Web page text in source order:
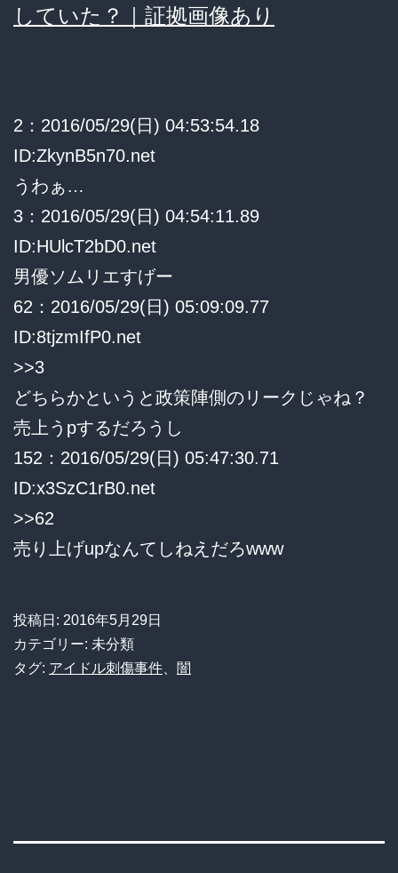
していた？｜証拠画像あり
2：2016/05/29(日) 04:53:54.18
ID:ZkynB5n70.net
うわぁ…
3：2016/05/29(日) 04:54:11.89
ID:HUlcT2bD0.net
男優ソムリエすげー
62：2016/05/29(日) 05:09:09.77
ID:8tjzmIfP0.net
>>3
どちらかというと政策陣側のリークじゃね？
売上うpするだろうし
152：2016/05/29(日) 05:47:30.71
ID:x3SzC1rB0.net
>>62
売り上げupなんてしねえだろwww
投稿日: 2016年5月29日
カテゴリー: 未分類
タグ: アイドル刺傷事件 闇